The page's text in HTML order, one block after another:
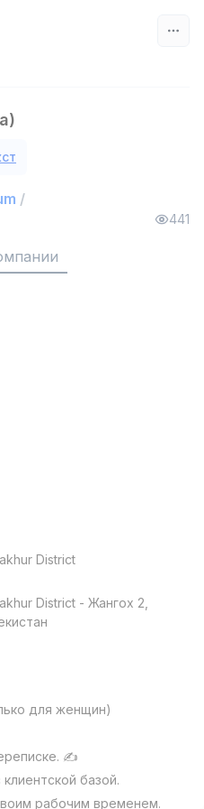
/
TOP
/
441
District
District - Жангох 2,
для женщин)
✍️
базой.
рабочим временем.
Компании